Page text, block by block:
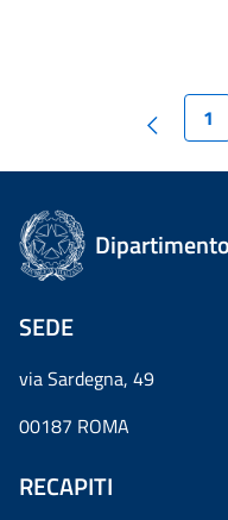
1
SEDE
via Sardegna, 49
00187 ROMA
RECAPITI